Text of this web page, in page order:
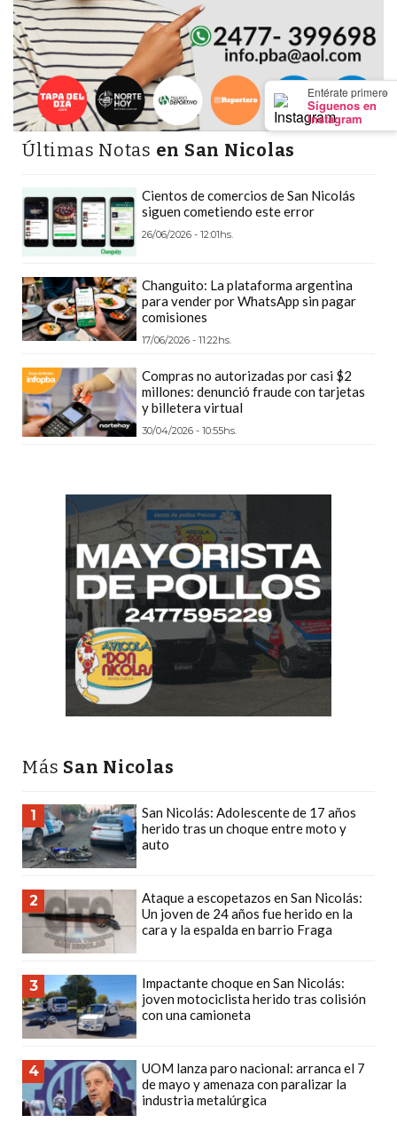
×
Entérate primero
Síguenos en
Instagram
Y
CAMPANA
NOTICIAS
DE
ZÁRATE
NOTICIAS
DE
EXALTACIÓN
DE
LA
COLÓN
(BUENOS
AIRES)
MEJOR
GIMNASIO
DE
MEJORES
PRECIOS
SUPLEMENTOS
DEPORTIVOS
PERGAMINO
SUPLEMENTOS
DEPORTIVOS
LOS
PRECIOS
WHEY
PROTEIN
PERGAMINO:
DÓNDE
COMPRAR
EL
MEJOR
GIMNASIO
DE
PERGAMINO
CREAR
TIENDA
Últimas Notas en San Nicolas
Cientos de comercios de San Nicolás
siguen cometiendo este error
26/06/2026 - 12:01hs.
Changuito: La plataforma argentina
para vender por WhatsApp sin pagar
comisiones
17/06/2026 - 11:22hs.
Compras no autorizadas por casi $2
millones: denunció fraude con tarjetas
y billetera virtual
30/04/2026 - 10:55hs.
Más San Nicolas
1
San Nicolás: Adolescente de 17 años
herido tras un choque entre moto y
auto
2
Ataque a escopetazos en San Nicolás:
Un joven de 24 años fue herido en la
cara y la espalda en barrio Fraga
3
Impactante choque en San Nicolás:
joven motociclista herido tras colisión
con una camioneta
4
UOM lanza paro nacional: arranca el 7
de mayo y amenaza con paralizar la
industria metalúrgica